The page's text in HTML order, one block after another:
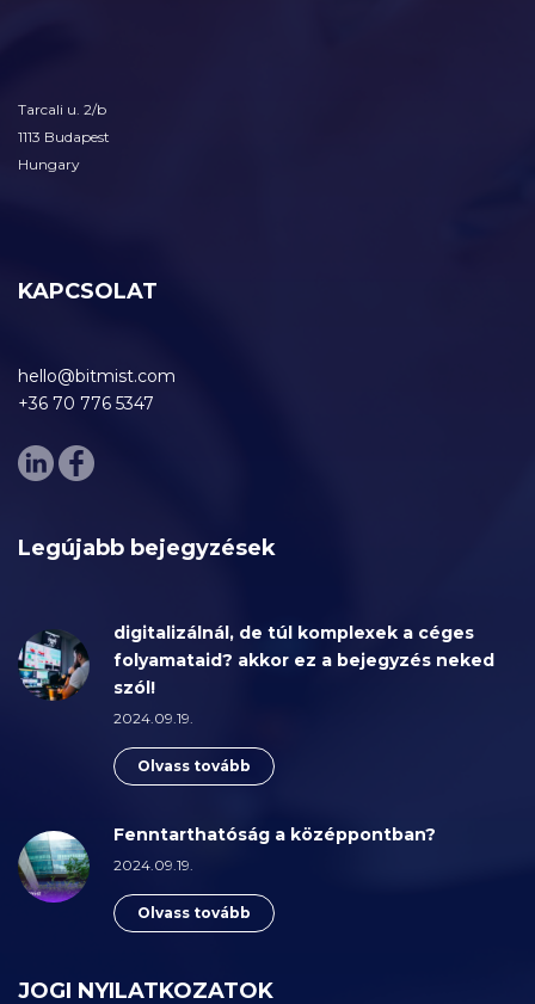
Tarcali u. 2/b
1113 Budapest
Hungary
KAPCSOLAT
hello@bitmist.com
+36 70 776 5347
Legújabb bejegyzések
digitalizálnál, de túl komplexek a céges
folyamataid? akkor ez a bejegyzés neked
szól!
2024.09.19.
Olvass tovább
Fenntarthatóság a középpontban?
2024.09.19.
Olvass tovább
JOGI NYILATKOZATOK